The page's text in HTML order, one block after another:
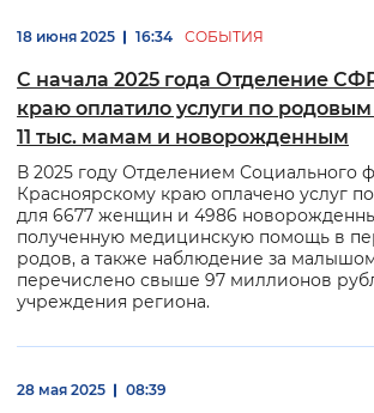
СОБЫТИЯ
18 июня 2025 16:34
С начала 2025 года Отделение
краю оплатило услуги по
11 тыс. мамам и новорожденным
В 2025 году Отделением Социального
Красноярскому краю оплачено услуг
для 6677 женщин и 4986
полученную медицинскую помощь в
родов, а также наблюдение за
перечислено свыше 97 миллионов
учреждения региона.
28 мая 2025 08:39